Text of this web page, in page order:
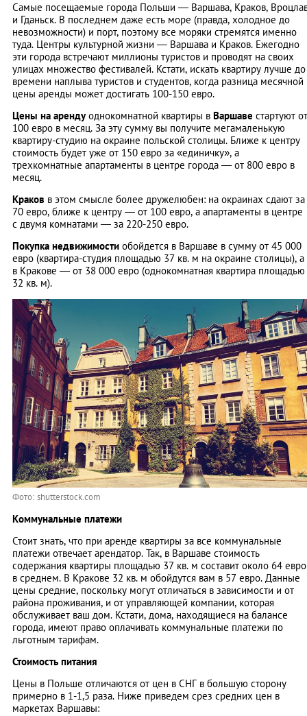
Самые посещаемые города Польши — Варшава, Краков,
и Гданьск. В последнем даже есть море (правда, холодное до
невозможности) и порт, поэтому все моряки стремятся именно
туда. Центры культурной жизни — Варшава и Краков. Ежегодно
эти города встречают миллионы туристов и проводят на своих
улицах множество фестивалей. Кстати, искать квартиру лучше до
времени наплыва туристов и студентов, когда разница месячной
цены аренды может достигать 100-150 евро.
Цены на арендуоднокомнатной квартиры в Варшаве стартуют от
100 евро в месяц. За эту сумму вы получите мегамаленькую
квартиру-студию на окраине польской столицы. Ближе к центру
стоимость будет уже от 150 евро за «единичку», а
трехкомнатные апартаменты в центре города — от 800 евро в
месяц.
Краков в этом смысле более дружелюбен: на окраинах сдают за
70 евро, ближе к центру — от 100 евро, а апартаменты в центре
с двумя комнатами — за 220-250 евро.
Покупка недвижимости обойдется в Варшаве в сумму от 45 000
евро (квартира-студия площадью 37 кв. м на окраине столицы), а
в Кракове — от 38 000 евро (однокомнатная квартира площадью
32 кв. м).
Фото: shutterstock.com
Коммунальные платежи
Стоит знать, что при аренде квартиры за все коммунальные
платежи отвечает арендатор. Так, в Варшаве стоимость
содержания квартиры площадью 37 кв. м составит около 64 евро
в среднем. В Кракове 32 кв. м обойдутся вам в 57 евро. Данные
цены средние, поскольку могут отличаться в зависимости и от
района проживания, и от управляющей компании, которая
обслуживает ваш дом. Кстати, дома, находящиеся на балансе
города, имеют право оплачивать коммунальные платежи по
льготным тарифам.
Стоимость питания
Цены в Польше отличаются от цен в СНГ в большую сторону
примерно в 1-1,5 раза. Ниже приведем срез средних цен в
маркетах Варшавы: